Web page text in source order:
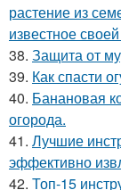
растение из
известное
38. Защита от
39. Как спасти
40. Банановая
огорода.
41. Лучшие
эффективно
42. Топ-15